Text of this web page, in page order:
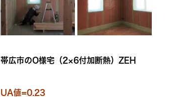
帯広市のO様宅（2×6付加断熱）ZEH
UA値=0.23